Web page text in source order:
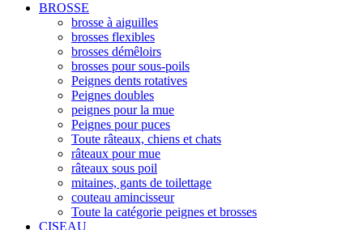
BROSSE
brosse à aiguilles
brosses flexibles
brosses démêloirs
brosses pour sous-poils
Peignes dents rotatives
Peignes doubles
peignes pour la mue
Peignes pour puces
Toute râteaux, chiens et chats
râteaux pour mue
râteaux sous poil
mitaines, gants de toilettage
couteau amincisseur
Toute la catégorie peignes et brosses
CISEAU